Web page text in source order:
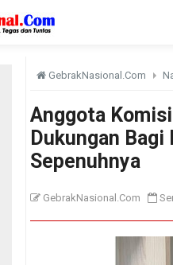
GebrakNasional.Com
Anggota
Dukungan
Sepenuhnya
GebrakNasional.Com